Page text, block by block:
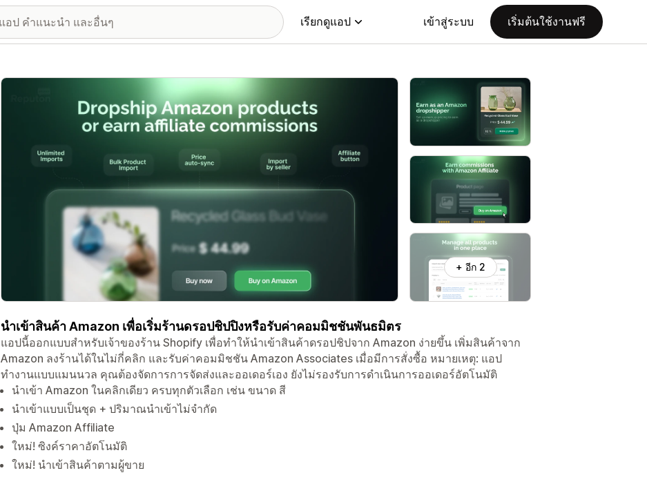
เรียกดูแอป เข้าสู่ระบบ เริ่มต้นใช้งานฟรี
แกลเลอรีรูปภาพที่แสดง
+ อีก 2
นำเข้าสินค้า Amazon เพื่อเริ่มร้านดรอปชิปปิงหรือรับค่าคอมมิชชันพันธมิตร
แอปนี้ออกแบบสำหรับเจ้าของร้าน Shopify เพื่อทำให้นำเข้าสินค้าดรอปชิปจาก Amazon ง่ายขึ้น เพิ่มสินค้าจาก
Amazon ลงร้านได้ในไม่กี่คลิก และรับค่าคอมมิชชัน Amazon Associates เมื่อมีการสั่งซื้อ หมายเหตุ: แอป
ทำงานแบบแมนนวล คุณต้องจัดการการจัดส่งและออเดอร์เอง ยังไม่รองรับการดำเนินการออเดอร์อัตโนมัติ
นำเข้า Amazon ในคลิกเดียว ครบทุกตัวเลือก เช่น ขนาด สี
นำเข้าแบบเป็นชุด + ปริมาณนำเข้าไม่จำกัด
ปุ่ม Amazon Affiliate
ใหม่! ซิงค์ราคาอัตโนมัติ
ใหม่! นำเข้าสินค้าตามผู้ขาย